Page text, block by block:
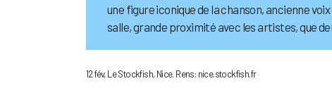
une figure iconique de la chanson, ancienne
salle, grande proximité avec les artistes, que
12 fév, Le Stockfish, Nice. Rens: nice.stockfish.fr